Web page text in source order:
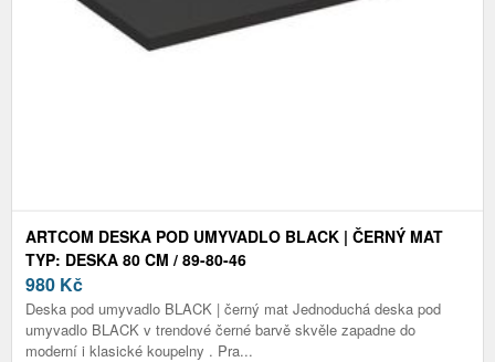
ARTCOM DESKA POD UMYVADLO BLACK | ČERNÝ MAT
TYP: DESKA 80 CM / 89-80-46
980 Kč
Deska pod umyvadlo BLACK | černý mat Jednoduchá deska pod
umyvadlo BLACK v trendové černé barvě skvěle zapadne do
moderní i klasické koupelny . Pra...